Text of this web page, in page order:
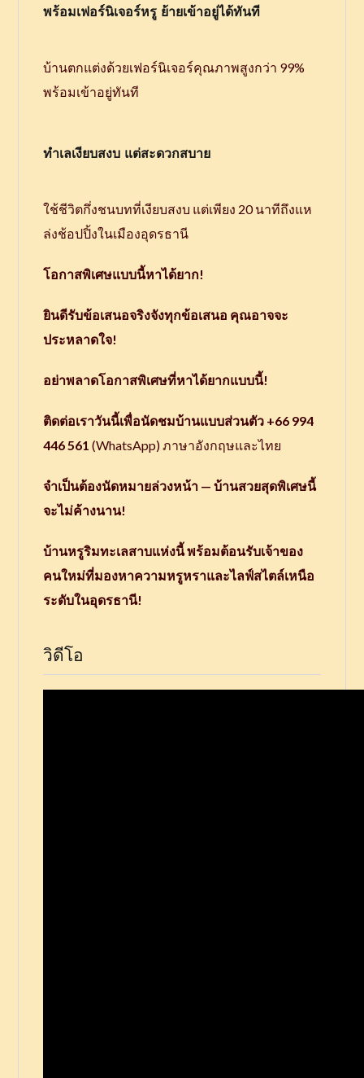
พร้อมเฟอร์นิเจอร์หรู ย้ายเข้าอยู่ได้ทันที
บ้านตกแต่งด้วยเฟอร์นิเจอร์คุณภาพสูงกว่า 99%
พร้อมเข้าอยู่ทันที
ทำเลเงียบสงบ แต่สะดวกสบาย
ใช้ชีวิตกึ่งชนบทที่เงียบสงบ แต่เพียง 20 นาทีถึงแห
ล่งช้อปปิ้งในเมืองอุดรธานี
โอกาสพิเศษแบบนี้หาได้ยาก!
ยินดีรับข้อเสนอจริงจังทุกข้อเสนอ คุณอาจจะ
ประหลาดใจ!
อย่าพลาดโอกาสพิเศษที่หาได้ยากแบบนี้!
ติดต่อเราวันนี้เพื่อนัดชมบ้านแบบส่วนตัว +66 994
446 561(WhatsApp) ภาษาอังกฤษและไทย
จำเป็นต้องนัดหมายล่วงหน้า — บ้านสวยสุดพิเศษนี้
จะไม่ค้างนาน!
บ้านหรูริมทะเลสาบแห่งนี้ พร้อมต้อนรับเจ้าของ
คนใหม่ที่มองหาความหรูหราและไลฟ์สไตล์เหนือ
ระดับในอุดรธานี!
วิดีโอ